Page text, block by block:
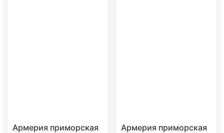
Армерия приморская
Армерия приморская